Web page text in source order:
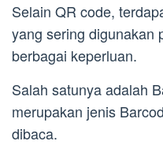
Selain QR code,
yang sering digunakan
berbagai keperluan.
Salah satunya adalah
merupakan jenis
dibaca.